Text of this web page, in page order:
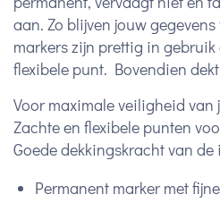
aan. Zo blijven jouw
markers zijn prettig in
flexibele punt. Bovendien
Voor maximale veiligheid van
Zachte en flexibele punten
Goede dekkingskracht van de
Permanent marker met